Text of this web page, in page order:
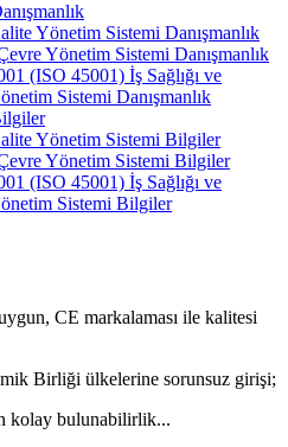
Yönetim Sistemi Danışmanlık
Yönetim Sistemi Danışmanlık
(ISO 45001) İş Sağlığı ve
Sistemi Danışmanlık
Yönetim Sistemi Bilgiler
Yönetim Sistemi Bilgiler
(ISO 45001) İş Sağlığı ve
Sistemi Bilgiler
CE markalaması ile kalitesi
Birliği ülkelerine sorunsuz girişi;
kolay bulunabilirlik...